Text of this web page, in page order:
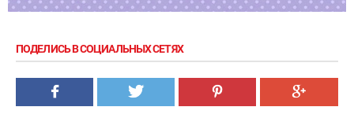
ПОДЕЛИСЬ В СОЦИАЛЬНЫХ СЕТЯХ